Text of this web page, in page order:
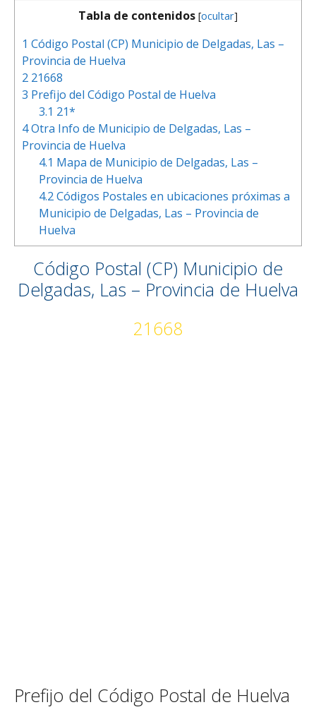
Tabla de contenidos [ocultar]
1 Código Postal (CP) Municipio de Delgadas, Las –
Provincia de Huelva
2 21668
3 Prefijo del Código Postal de Huelva
3.1 21*
4Otra Info de Municipio de Delgadas, Las –
Provincia de Huelva
4.1 Mapa de Municipio de Delgadas, Las –
Provincia de Huelva
4.2Códigos Postales en ubicaciones próximas a
Municipio de Delgadas, Las – Provincia de
Huelva
Código Postal (CP) Municipio de
Delgadas, Las – Provincia de Huelva
21668
Prefijo del Código Postal de Huelva